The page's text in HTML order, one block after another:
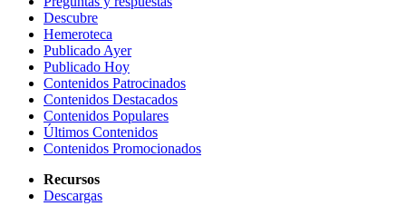
Descubre
Hemeroteca
Publicado Ayer
Publicado Hoy
Contenidos Patrocinados
Contenidos Destacados
Contenidos Populares
Últimos Contenidos
Contenidos Promocionados
Recursos
Descargas